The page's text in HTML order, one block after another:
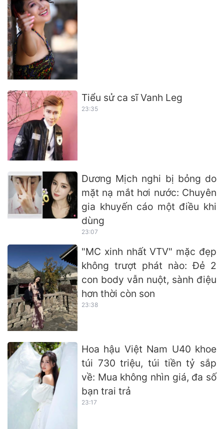
Tiểu sử ca sĩ Vanh Leg
23:35
Dương Mịch nghi bị bỏng do
mặt nạ mắt hơi nước: Chuyên
gia khuyến cáo một điều khi
dùng
23:07
"MC xinh nhất VTV" mặc đẹp
không trượt phát nào: Đẻ 2
con body vẫn nuột, sành điệu
hơn thời còn son
23:38
Hoa hậu Việt Nam U40 khoe
túi 730 triệu, túi tiền tỷ sắp
về: Mua không nhìn giá, đa số
bạn trai trả
23:17